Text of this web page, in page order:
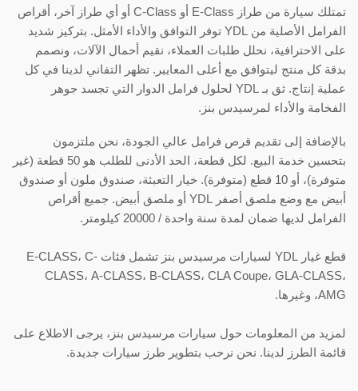
تمتلك سيارة من طراز E-Class أو C-Class أو أي طراز آخر، أقراص
الفرامل الأصلية من YDL توفر التوافق والأداء الأمثل. بتركيز شديد
على الاحترافية، نحلل طلبات العملاء، نقيم أحمال الآلات، ونصمم
بدقة كل منتج ليتوافق مع أعلى المعايير. تظهر التفاني لدينا في كل
عملية إنتاج. ثق بـ YDL لحلول فرامل الدوار التي تجسد جوهر
الفخامة والأداء لمرسيدس بنز.
بالإضافة إلى تقديم قرص فرامل عالي الجودة، نحن ملتزمون
بتحسين خدمة البيع. لكل قطعة، الحد الأدنى للطلب هو 50 قطعة (غير
متوفرة)، أو 10 قطع (متوفرة). خيار التعبئة، صندوق ملون أو صندوق
أبيض مع وضع ملصق أصفر YDL أو ملصق أبيض. جميع أقراص
الفرامل لديها ضمان لمدة سنة واحدة / 20000 كيلومتر.
قطع غيار YDL لسيارات مرسيدس بنز تشمل فئات E-CLASS، C-
CLASS، A-CLASS، B-CLASS، CLA Coupe، GLA-CLASS،
AMG، وغيرها.
لمزيد من المعلومات حول سيارات مرسيدس بنز، يرجى الاطلاع على
قائمة الطرز لدينا. نحن نرحب بتطوير طرز سيارات جديدة.